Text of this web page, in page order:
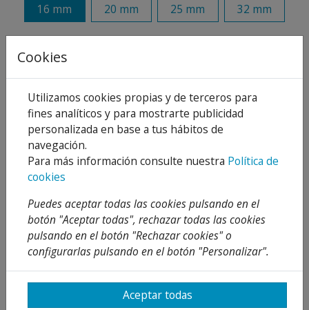
16 mm 20 mm 25 mm 32 mm
Compartir
Descripción
Adjuntos
Opiniones
¡Este producto no tiene descripción!
Cookies
Utilizamos cookies propias y de terceros para
fines analíticos y para mostrarte publicidad
personalizada en base a tus hábitos de
navegación.
Para más información consulte nuestra Política de
cookies
Puedes aceptar todas las cookies pulsando en el
botón "Aceptar todas", rechazar todas las cookies
pulsando en el botón "Rechazar cookies" o
configurarlas pulsando en el botón "Personalizar".
Aceptar todas